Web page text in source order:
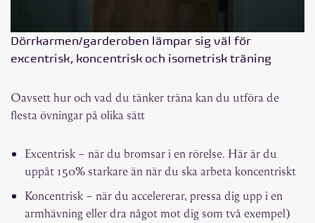
Dörrkarmen/garderoben lämpar sig väl för
excentrisk, koncentrisk och isometrisk träning
Oavsett hur och vad du tänker träna kan du utföra de
flesta övningar på olika sätt
Excentrisk – när du bromsar i en rörelse. Här är du
uppåt 150% starkare än när du ska arbeta koncentriskt
Koncentrisk – när du accelererar, pressa dig upp i en
armhävning eller dra något mot dig som två exempel)